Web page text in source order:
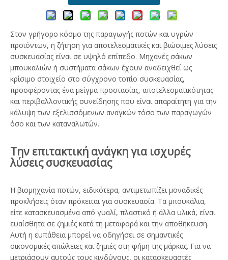
Στον γρήγορο κόσμο της παραγωγής ποτών και υγρών
προϊόντων, η ζήτηση για αποτελεσματικές και βιώσιμες λύσεις
συσκευασίας είναι σε υψηλό επίπεδο. Μηχανές σάκων
μπουκαλιών ή συστήματα σάκων έχουν αναδειχθεί ως
κρίσιμο στοιχείο στο σύγχρονο τοπίο συσκευασίας,
προσφέροντας ένα μείγμα προστασίας, αποτελεσματικότητας
και περιβαλλοντικής συνείδησης που είναι απαραίτητη για την
κάλυψη των εξελισσόμενων αναγκών τόσο των παραγωγών
όσο και των καταναλωτών.
Την επιτακτική ανάγκη για ισχυρές
λύσεις συσκευασίας
Η βιομηχανία ποτών, ειδικότερα, αντιμετωπίζει μοναδικές
προκλήσεις όταν πρόκειται για συσκευασία. Τα μπουκάλια,
είτε κατασκευασμένα από γυαλί, πλαστικό ή άλλα υλικά, είναι
ευαίσθητα σε ζημιές κατά τη μεταφορά και την αποθήκευση.
Αυτή η ευπάθεια μπορεί να οδηγήσει σε σημαντικές
οικονομικές απώλειες και ζημιές στη φήμη της μάρκας. Για να
μετριάσουν αυτούς τους κινδύνους, οι κατασκευαστές